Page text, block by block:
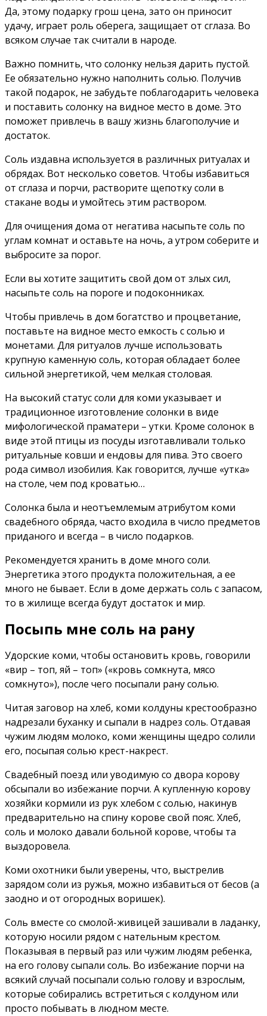
Да, этому подарку грош цена, зато он приносит
удачу, играет роль оберега, защищает от сглаза. Во
всяком случае так считали в народе.
Важно помнить, что солонку нельзя дарить пустой.
Ее обязательно нужно наполнить солью. Получив
такой подарок, не забудьте поблагодарить человека
и поставить солонку на видное место в доме. Это
поможет привлечь в вашу жизнь благополучие и
достаток.
Соль издавна используется в различных ритуалах и
обрядах. Вот несколько советов. Чтобы избавиться
от сглаза и порчи, растворите щепотку соли в
стакане воды и умойтесь этим раствором.
Для очищения дома от негатива насыпьте соль по
углам комнат и оставьте на ночь, а утром соберите и
выбросите за порог.
Если вы хотите защитить свой дом от злых сил,
насыпьте соль на пороге и подоконниках.
Чтобы привлечь в дом богатство и процветание,
поставьте на видное место емкость с солью и
монетами. Для ритуалов лучше использовать
крупную каменную соль, которая обладает более
сильной энергетикой, чем мелкая столовая.
На высокий статус соли для коми указывает и
традиционное изготовление солонки в виде
мифологической праматери – утки. Кроме солонок в
виде этой птицы из посуды изготавливали только
ритуальные ковши и ендовы для пива. Это своего
рода символ изобилия. Как говорится, лучше «утка»
на столе, чем под кроватью…
Солонка была и неотъемлемым атрибутом коми
свадебного обряда, часто входила в число предметов
приданого и всегда – в число подарков.
Рекомендуется хранить в доме много соли.
Энергетика этого продукта положительная, а ее
много не бывает. Если в доме держать соль с запасом,
то в жилище всегда будут достаток и мир.
Посыпь мне соль на рану
Удорские коми, чтобы остановить кровь, говорили
«вир – топ, яй – топ» («кровь сомкнута, мясо
сомкнуто»), после чего посыпали рану солью.
Читая заговор на хлеб, коми колдуны крестообразно
надрезали буханку и сыпали в надрез соль. Отдавая
чужим людям молоко, коми женщины щедро солили
его, посыпая солью крест-накрест.
Свадебный поезд или уводимую со двора корову
обсыпали во избежание порчи. А купленную корову
хозяйки кормили из рук хлебом с солью, накинув
предварительно на спину корове свой пояс. Хлеб,
соль и молоко давали больной корове, чтобы та
выздоровела.
Коми охотники были уверены, что, выстрелив
зарядом соли из ружья, можно избавиться от бесов (а
заодно и от огородных воришек).
Соль вместе со смолой-живицей зашивали в ладанку,
которую носили рядом с нательным крестом.
Показывая в первый раз или чужим людям ребенка,
на его голову сыпали соль. Во избежание порчи на
всякий случай посыпали солью голову и взрослым,
которые собирались встретиться с колдуном или
просто побывать в людном месте.